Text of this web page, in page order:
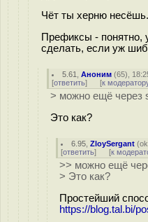
Чёт ты херню несёшь.
Префиксы - понятно,
сделать, если уж
5.61 ,Аноним (65),
[ответить] [к
> можно ещё через
Это как?
6.95 ,ZloySergant (ok
[ответить] [к
>> можно ещё
> Это как?
Простейший
https://blog.tal.bi/